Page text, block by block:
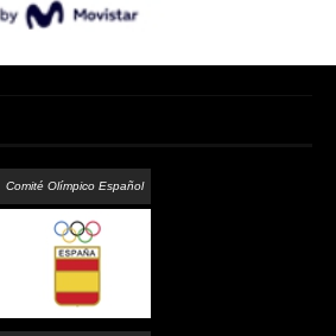
Comité Olímpico Español